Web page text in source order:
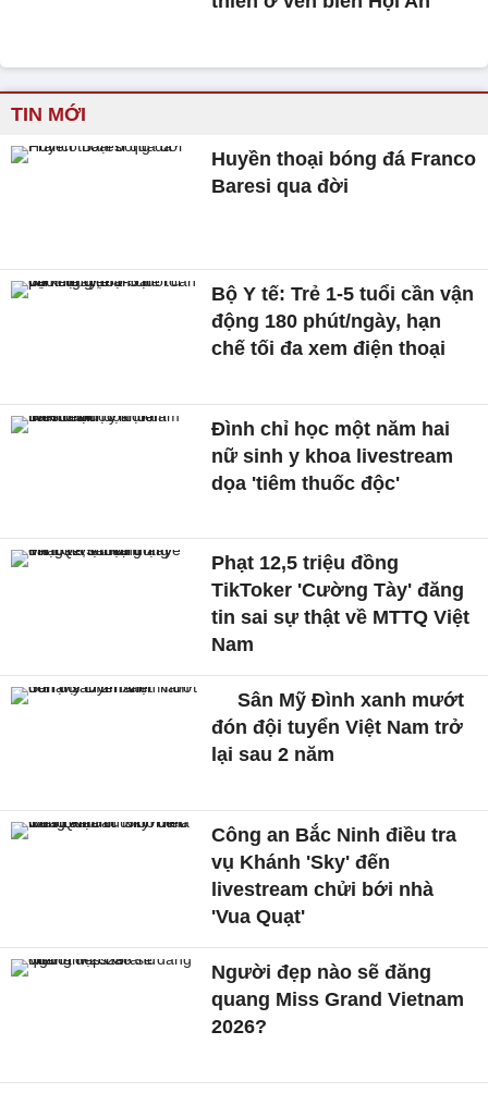
TIN MỚI
Huyền thoại bóng đá Franco
Baresi qua đời
Bộ Y tế: Trẻ 1-5 tuổi cần vận
động 180 phút/ngày, hạn
chế tối đa xem điện thoại
Đình chỉ học một năm hai
nữ sinh y khoa livestream
dọa 'tiêm thuốc độc'
Phạt 12,5 triệu đồng
TikToker 'Cường Tày' đăng
tin sai sự thật về MTTQ Việt
Nam
Sân Mỹ Đình xanh mướt
đón đội tuyển Việt Nam trở
lại sau 2 năm
Công an Bắc Ninh điều tra
vụ Khánh 'Sky' đến
livestream chửi bới nhà
'Vua Quạt'
Người đẹp nào sẽ đăng
quang Miss Grand Vietnam
2026?